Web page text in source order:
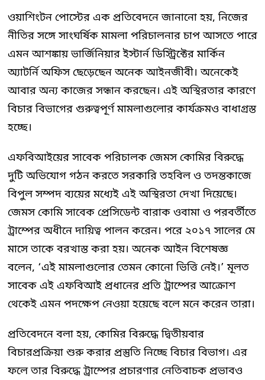
ওয়াশিংটন পোস্টের এক প্রতিবেদনে জানানো হয়, নিজের
নীতির সঙ্গে সাংঘর্ষিক মামলা পরিচালনার চাপ আসতে পারে
এমন আশঙ্কায় ভার্জিনিয়ার ইস্টার্ন ডিস্ট্রিক্টের মার্কিন
অ্যাটর্নি অফিস ছেড়েছেন অনেক আইনজীবী। অনেকেই
আবার অন্য কাজের সন্ধান করছেন। এই অস্থিরতার কারণে
বিচার বিভাগের গুরুত্বপূর্ণ মামলাগুলোর কার্যক্রমও বাধাগ্রস্ত
হচ্ছে।
এফবিআইয়ের সাবেক পরিচালক জেমস কোমির বিরুদ্ধে
দুটি অভিযোগ গঠন করতে সরকারি তহবিল ও তদন্তকাজে
বিপুল সম্পদ ব্যয়ের মধ্যেই এই অস্থিরতা দেখা দিয়েছে।
জেমস কোমি সাবেক প্রেসিডেন্ট বারাক ওবামা ও পরবর্তীতে
ট্রাম্পের অধীনে দায়িত্ব পালন করেন। পরে ২০১৭ সালের মে
মাসে তাকে বরখাস্ত করা হয়। অনেক আইন বিশেষজ্ঞ
বলেন, ‘এই মামলাগুলোর তেমন কোনো ভিত্তি নেই।’ মূলত
সাবেক এই এফবিআই প্রধানের প্রতি ট্রাম্পের আক্রোশ
থেকেই এমন পদক্ষেপ নেওয়া হয়েছে বলে মনে করেন তারা।
প্রতিবেদনে বলা হয়, কোমির বিরুদ্ধে দ্বিতীয়বার
বিচারপ্রক্রিয়া শুরু করার প্রস্তুতি নিচ্ছে বিচার বিভাগ। এর
ফলে তার বিরুদ্ধে ট্রাম্পের প্রচারণার নেতিবাচক প্রভাবও